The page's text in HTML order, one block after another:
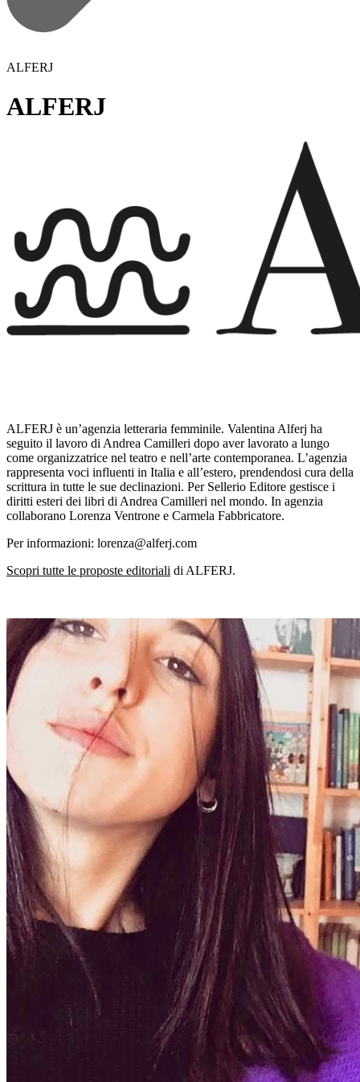
ALFERJ
ALFERJ
ALFERJ è un’agenzia letteraria femminile. Valentina Alferj ha
seguito il lavoro di Andrea Camilleri dopo aver lavorato a lungo
come organizzatrice nel teatro e nell’arte contemporanea. L’agenzia
rappresenta voci influenti in Italia e all’estero, prendendosi cura della
scrittura in tutte le sue declinazioni. Per Sellerio Editore gestisce i
diritti esteri dei libri di Andrea Camilleri nel mondo. In agenzia
collaborano Lorenza Ventrone e Carmela Fabbricatore.
Per informazioni: lorenza@alferj.com
Scopri tutte le proposte editoriali di ALFERJ.